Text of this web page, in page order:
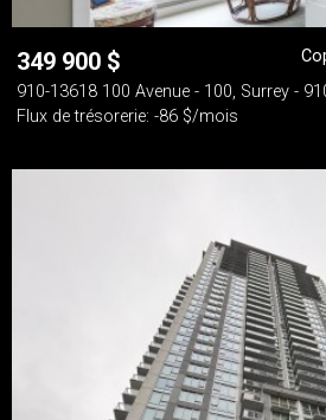
349 900 $
910-13618 100 Avenue - 100, Surrey -
Flux de trésorerie: -86 $/mois